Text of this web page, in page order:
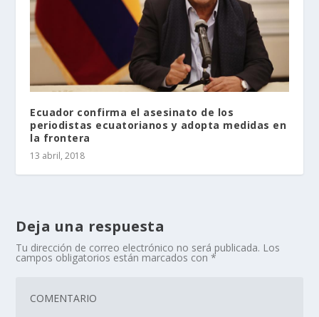
Ecuador confirma el asesinato de los
periodistas ecuatorianos y adopta medidas en
la frontera
13 abril, 2018
Deja una respuesta
Tu dirección de correo electrónico no será publicada. Los
campos obligatorios están marcados con*